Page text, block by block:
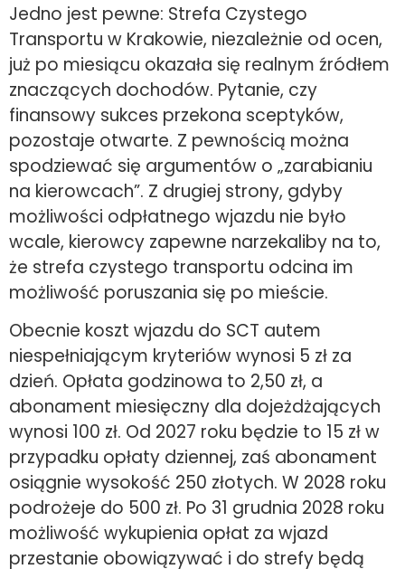
Jedno jest pewne: Strefa Czystego
Transportu w Krakowie, niezależnie od ocen,
już po miesiącu okazała się realnym źródłem
znaczących dochodów. Pytanie, czy
finansowy sukces przekona sceptyków,
pozostaje otwarte. Z pewnością można
spodziewać się argumentów o „zarabianiu
na kierowcach”. Z drugiej strony, gdyby
możliwości odpłatnego wjazdu nie było
wcale, kierowcy zapewne narzekaliby na to,
że strefa czystego transportu odcina im
możliwość poruszania się po mieście.
Obecnie koszt wjazdu do SCT autem
niespełniającym kryteriów wynosi 5 zł za
dzień. Opłata godzinowa to 2,50 zł, a
abonament miesięczny dla dojeżdżających
wynosi 100 zł. Od 2027 roku będzie to 15 zł w
przypadku opłaty dziennej, zaś abonament
osiągnie wysokość 250 złotych. W 2028 roku
podrożeje do 500 zł. Po 31 grudnia 2028 roku
możliwość wykupienia opłat za wjazd
przestanie obowiązywać i do strefy będą